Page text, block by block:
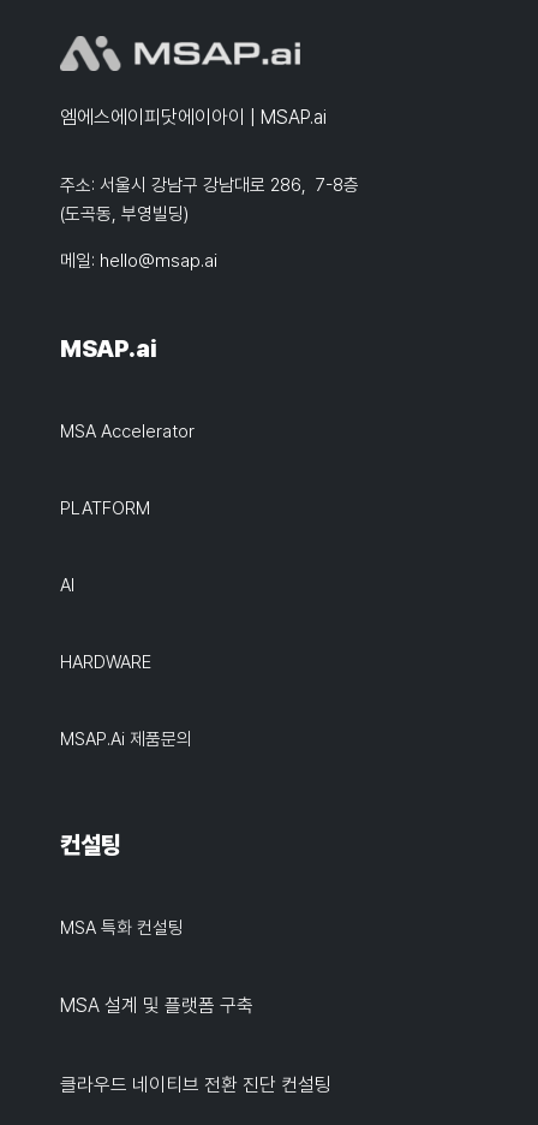
엠에스에이피닷에이아이 | MSAP.ai
주소: 서울시 강남구 강남대로 286, 7-8층
(도곡동, 부영빌딩)
메일: hello@msap.ai
MSAP.ai
MSA Accelerator
PLATFORM
AI
HARDWARE
MSAP.ai 제품문의
컨설팅
MSA 특화 컨설팅
MSA 설계 및 플랫폼 구축
클라우드 네이티브 전환 진단 컨설팅